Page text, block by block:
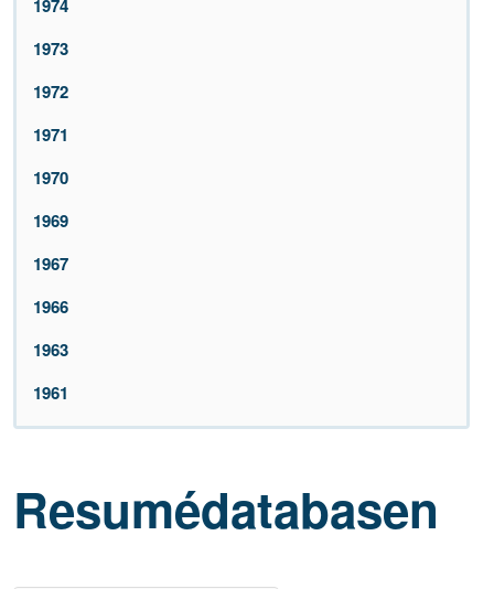
1974
1973
1972
1971
1970
1969
1967
1966
1963
1961
Resumédatabasen